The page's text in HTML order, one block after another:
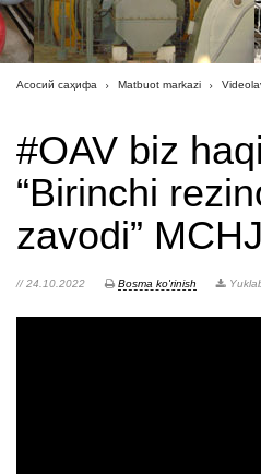
Асосий саҳифа Matbuot markazi
#OAV biz
“Birinchi
zavodi” MCHJ
// 24.10.2022 Bosma ko'rinish